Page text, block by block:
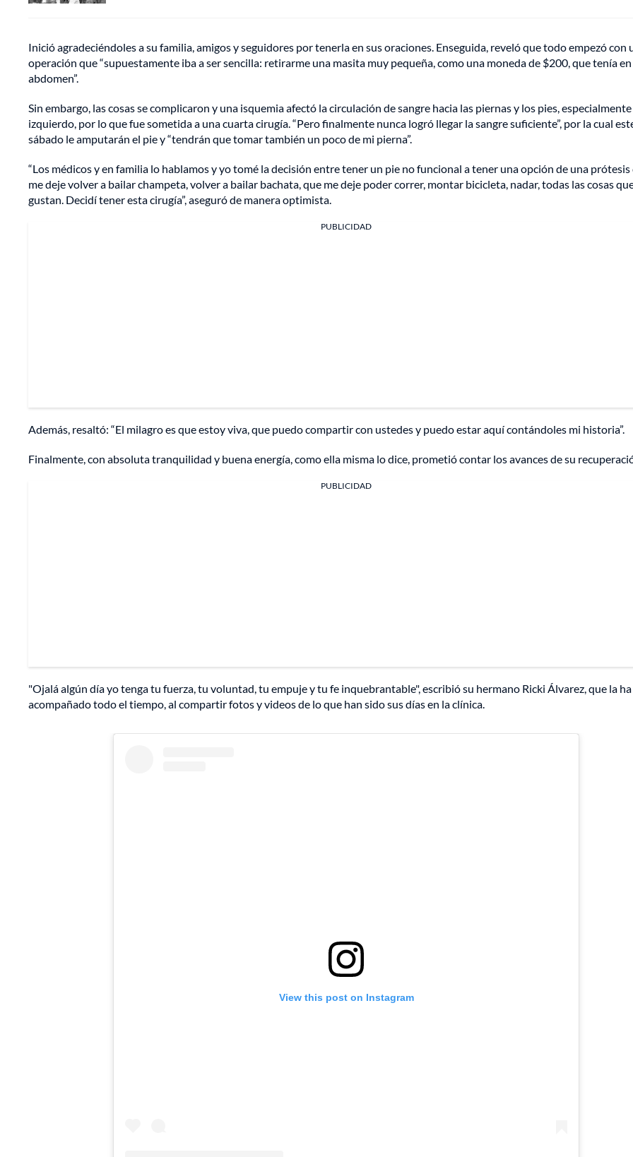
Inició agradeciéndoles a su familia, amigos y seguidores por tenerla en sus oraciones. Enseguida, reveló que todo empezó con
operación que “supuestamente iba a ser sencilla: retirarme una masita muy pequeña, como una moneda de $200, que tenía
abdomen”.
Sin embargo, las cosas se complicaron y una isquemia afectó la circulación de sangre hacia las piernas y los pies,
izquierdo, por lo que fue sometida a una cuarta cirugía. “Pero finalmente nunca logró llegar la sangre suficiente”, por la cual
sábado le amputarán el pie y “tendrán que tomar también un poco de mi pierna”.
“Los médicos y en familia lo hablamos y yo tomé la decisión entre tener un pie no funcional a tener una opción de una prótesis
me deje volver a bailar champeta, volver a bailar bachata, que me deje poder correr, montar bicicleta, nadar, todas las cosas
gustan. Decidí tener esta cirugía”, aseguró de manera optimista.
PUBLICIDAD
Además, resaltó: “El milagro es que estoy viva, que puedo compartir con ustedes y puedo estar aquí contándoles mi historia”.
Finalmente, con absoluta tranquilidad y buena energía, como ella misma lo dice, prometió contar los avances de su
PUBLICIDAD
"Ojalá algún día yo tenga tu fuerza, tu voluntad, tu empuje y tu fe inquebrantable", escribió su hermano Ricki Álvarez, que la ha
acompañado todo el tiempo, al compartir fotos y videos de lo que han sido sus días en la clínica.
View this post on Instagram